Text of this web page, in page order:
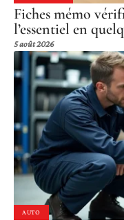
Fiches mémo
l’essentiel en
5 août 2026
AUTO